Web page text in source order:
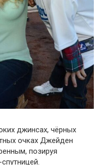
джинсах, чёрных
очках Джейден
позируя